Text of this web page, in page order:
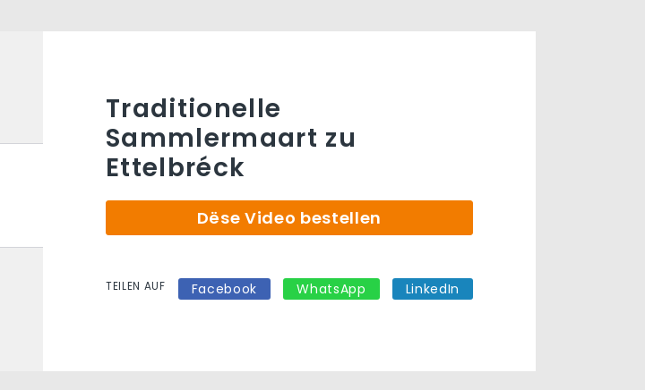
Traditionelle
Sammlermaart zu
Ettelbréck
Dëse Video bestellen
TEILEN AUF Facebook WhatsApp LinkedIn